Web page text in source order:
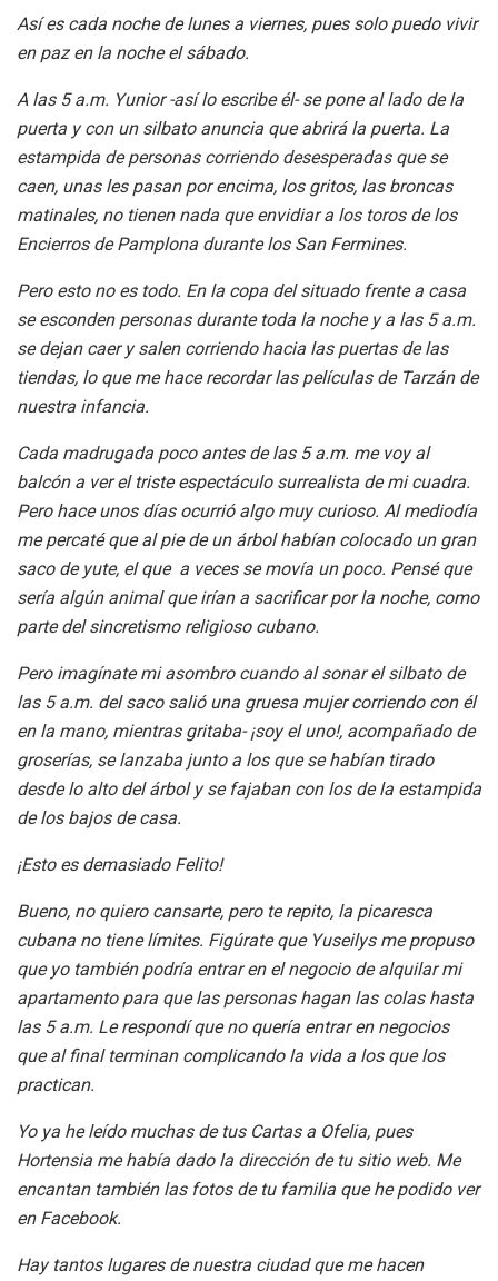
Así es cada noche de lunes a viernes, pues solo puedo vivir
en paz en la noche el sábado.
A las 5 a.m. Yunior -así lo escribe él- se pone al lado de la
puerta y con un silbato anuncia que abrirá la puerta. La
estampida de personas corriendo desesperadas que se
caen, unas les pasan por encima, los gritos, las broncas
matinales, no tienen nada que envidiar a los toros de los
Encierros de Pamplona durante los San Fermines.
Pero esto no es todo. En la copa del situado frente a casa
se esconden personas durante toda la noche y a las 5 a.m.
se dejan caer y salen corriendo hacia las puertas de las
tiendas, lo que me hace recordar las películas de Tarzán de
nuestra infancia.
Cada madrugada poco antes de las 5 a.m. me voy al
balcón a ver el triste espectáculo surrealista de mi cuadra.
Pero hace unos días ocurrió algo muy curioso. Al mediodía
me percaté que al pie de un árbol habían colocado un gran
saco de yute, el que a veces se movía un poco. Pensé que
sería algún animal que irían a sacrificar por la noche, como
parte del sincretismo religioso cubano.
Pero imagínate mi asombro cuando al sonar el silbato de
las 5 a.m. del saco salió una gruesa mujer corriendo con él
en la mano, mientras gritaba- ¡soy el uno!, acompañado de
groserías, se lanzaba junto a los que se habían tirado
desde lo alto del árbol y se fajaban con los de la estampida
de los bajos de casa.
¡Esto es demasiado Felito!
Bueno, no quiero cansarte, pero te repito, la picaresca
cubana no tiene límites. Figúrate que Yuseilys me propuso
que yo también podría entrar en el negocio de alquilar mi
apartamento para que las personas hagan las colas hasta
las 5 a.m. Le respondí que no quería entrar en negocios
que al final terminan complicando la vida a los que los
practican.
Yo ya he leído muchas de tus Cartas a Ofelia, pues
Hortensia me había dado la dirección de tu sitio web. Me
encantan también las fotos de tu familia que he podido ver
en Facebook.
Hay tantos lugares de nuestra ciudad que me hacen